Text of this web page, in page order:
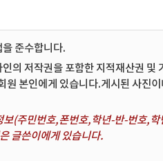
준수합니다.
의 저작권을 포함한 지적재산권 및
본인에게 있습니다.게시된 사진
(주민번호,폰번호,학년-반-번호,
글쓴이에게 있습니다.